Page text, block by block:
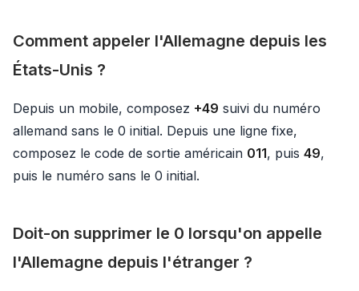
Comment appeler l'Allemagne depuis les
États-Unis ?
Depuis un mobile, composez +49 suivi du numéro
allemand sans le 0 initial. Depuis une ligne fixe,
composez le code de sortie américain 011, puis 49,
puis le numéro sans le 0 initial.
Doit-on supprimer le 0 lorsqu'on appelle
l'Allemagne depuis l'étranger ?